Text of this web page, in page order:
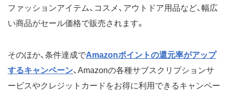
ファッションアイテム、コスメ、アウトドア用品など、幅広
い商品がセール価格で販売されます。
そのほか、条件達成でAmazonポイントの還元率がアップ
するキャンペーン、Amazonの各種サブスクリプションサ
ービスやクレジットカードをお得に利用できるキャンペー